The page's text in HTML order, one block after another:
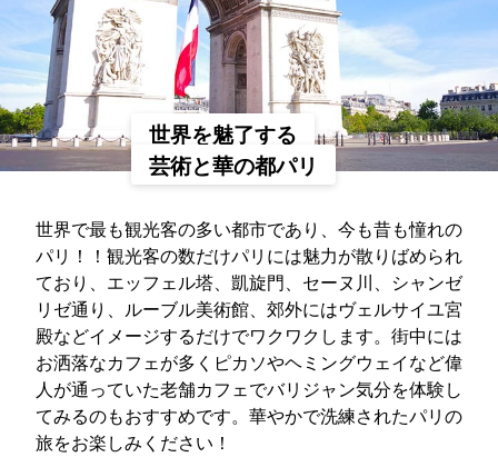
世界を魅了する
芸術と華の都パリ
世界で最も観光客の多い都市であり、今も昔も憧れの
パリ！！観光客の数だけパリには魅力が散りばめられ
ており、エッフェル塔、凱旋門、セーヌ川、シャンゼ
リゼ通り、ルーブル美術館、郊外にはヴェルサイユ宮
殿などイメージするだけでワクワクします。街中には
お洒落なカフェが多くピカソやヘミングウェイなど偉
人が通っていた老舗カフェでバリジャン気分を体験し
てみるのもおすすめです。華やかで洗練されたパリの
旅をお楽しみください！